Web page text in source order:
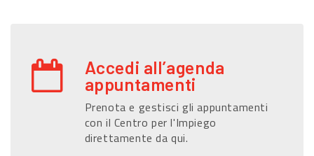
Accedi all’agenda
appuntamenti
Prenota e gestisci gli appuntamenti
con il Centro per l'Impiego
direttamente da qui.